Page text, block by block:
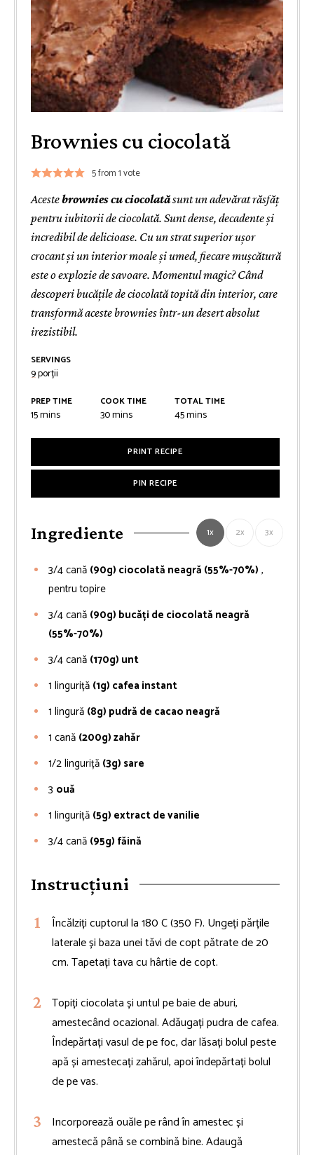
Brownies cu ciocolată
5from 1 vote
Acestebrownies cu ciocolatăsunt un adevărat răsfăț
pentru iubitorii de ciocolată. Sunt dense, decadente și
incredibil de delicioase. Cu un strat superior ușor
crocant și un interior moale și umed, fiecare mușcătură
este o explozie de savoare. Momentul magic? Când
descoperi bucățile de ciocolată topită din interior, care
transformă aceste brownies într-un desert absolut
irezistibil.
SERVINGS
9porții
PREP TIME
15minutes
mins
COOK TIME
30minutes
mins
TOTAL TIME
45minutes
mins
PRINT RECIPE
PIN RECIPE
Ingrediente 1x 2x 3x
3/4cană (90g) ciocolată neagră (55%-70%) ,
pentru topire
3/4cană (90g) bucăți de ciocolată neagră
(55%-70%)
3/4cană (170g) unt
1 linguriță (1g) cafea instant
1 lingură (8g) pudră de cacao neagră
1 cană (200g) zahăr
1/2linguriță (3g) sare
3 ouă
1 linguriță (5g) extract de vanilie
3/4cană (95g) făină
Instrucțiuni
Încălziți cuptorul la 180 C (350 F). Ungeți părțile
laterale și baza unei tăvi de copt pătrate de 20
cm. Tapetați tava cu hârtie de copt.
Topiți ciocolata și untul pe baie de aburi,
amestecând ocazional. Adăugați pudra de cafea.
Îndepărtați vasul de pe foc, dar lăsați bolul peste
apă și amestecați zahărul, apoi îndepărtați bolul
de pe vas.
Incorporează ouăle pe rând în amestec și
amestecă până se combină bine. Adaugă